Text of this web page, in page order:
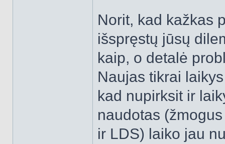
Norit, kad kažkas
išspręstų jūsų
kaip, o detalė
Naujas tikrai
kad nupirksit ir
naudotas
ir LDS) laiko jau